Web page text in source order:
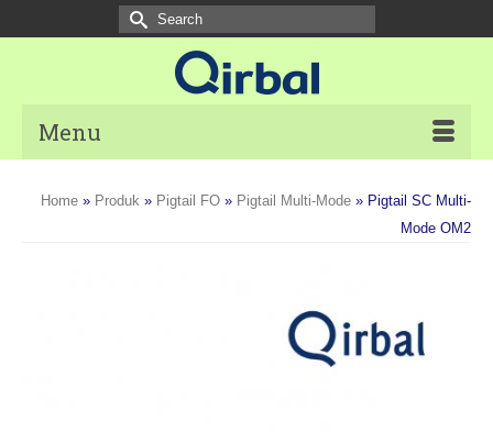
Search
Menu
Home » Produk » Pigtail FO » Pigtail Multi-Mode » Pigtail SC Multi-
Mode OM2